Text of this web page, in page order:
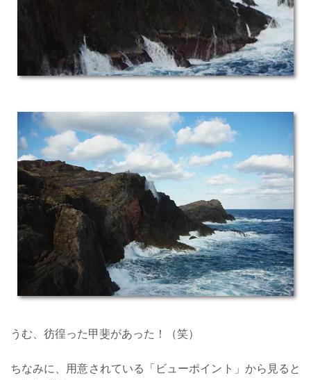
うむ、彷徨った甲斐があった！（笑）
ちなみに、用意されている「ビューポイント」から見ると